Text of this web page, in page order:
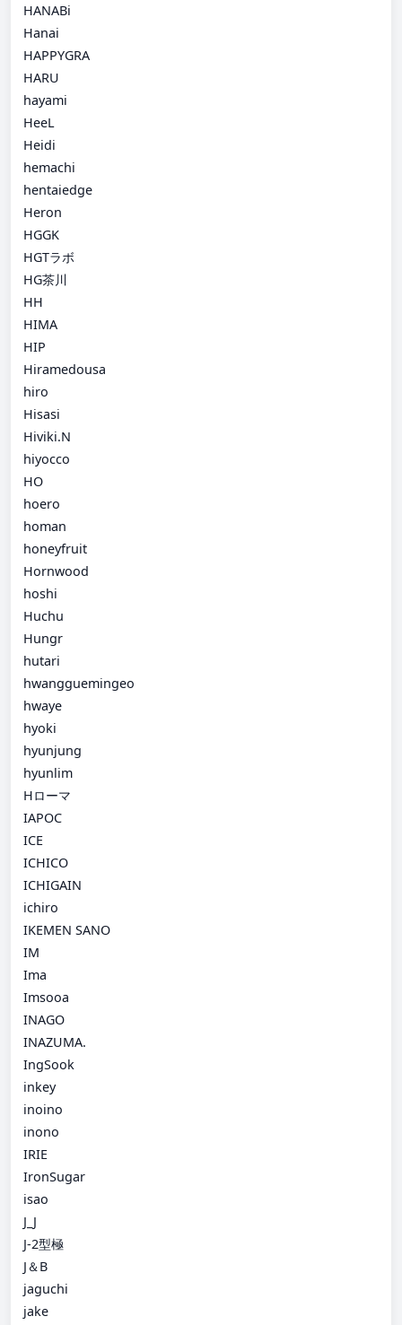
HANABi
Hanai
HAPPYGRA
HARU
hayami
HeeL
Heidi
hemachi
hentaiedge
Heron
HGGK
HGTラボ
HG茶川
HH
HIMA
HIP
Hiramedousa
hiro
Hisasi
Hiviki.N
hiyocco
HO
hoero
homan
honeyfruit
Hornwood
hoshi
Huchu
Hungr
hutari
hwangguemingeo
hwaye
hyoki
hyunjung
hyunlim
Hローマ
IAPOC
ICE
ICHICO
ICHIGAIN
ichiro
IKEMEN SANO
IM
Ima
Imsooa
INAGO
INAZUMA.
IngSook
inkey
inoino
inono
IRIE
IronSugar
isao
J_J
J-2型極
J＆B
jaguchi
jake